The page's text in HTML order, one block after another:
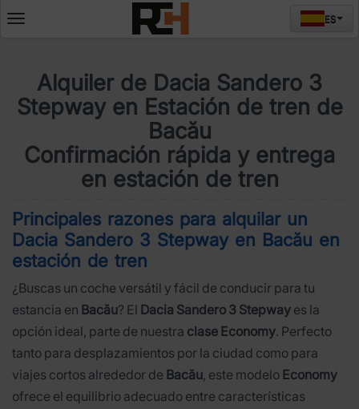
Deschide
ES
Alquiler de Dacia Sandero 3
Stepway en Estación de tren de
Bacău
Confirmación rápida y entrega
en estación de tren
Principales razones para alquilar un
Dacia Sandero 3 Stepway en Bacău en
estación de tren
¿Buscas un coche versátil y fácil de conducir para tu
estancia en Bacău? El Dacia Sandero 3 Stepway es la
opción ideal, parte de nuestra clase Economy. Perfecto
tanto para desplazamientos por la ciudad como para
viajes cortos alrededor de Bacău, este modelo Economy
ofrece el equilibrio adecuado entre características